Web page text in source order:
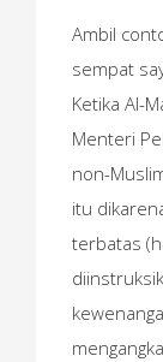
Ambil
sempat
Ketika Al-
Menteri
non-
itu
terbatas